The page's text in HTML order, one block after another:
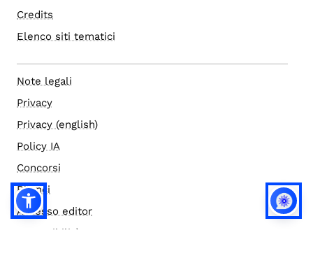
Credits
Elenco siti tematici
Note legali
Privacy
Privacy (english)
Policy IA
Concorsi
Bilanci
Accesso editor
Accessibilità